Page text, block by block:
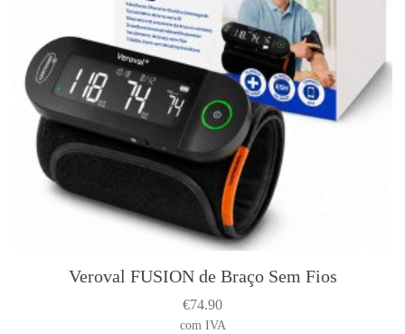
Veroval FUSION de Braço Sem Fios
€74.90
com IVA